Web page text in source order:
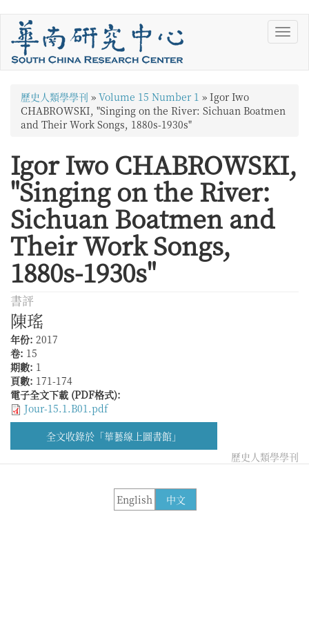
您
在
裡
歷史人類學學刊 » Volume 15 Number 1 » Igor Iwo
CHABROWSKI, "Singing on the River: Sichuan Boatmen
and Their Work Songs, 1880s-1930s"
Igor Iwo CHABROWSKI,
"Singing on the River:
Sichuan Boatmen and
Their Work Songs,
1880s-1930s"
書評
陳瑤
年份: 2017
卷: 15
期數: 1
頁數: 171-174
電子全文下載 (PDF格式):
Jour-15.1.B01.pdf
全文收錄於「華藝線上圖書館」
歷史人類學學刊
中文
English